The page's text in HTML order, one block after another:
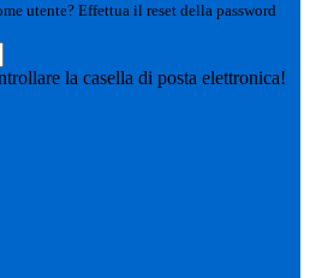
utente? Effettua il reset della password
la casella di posta elettronica!